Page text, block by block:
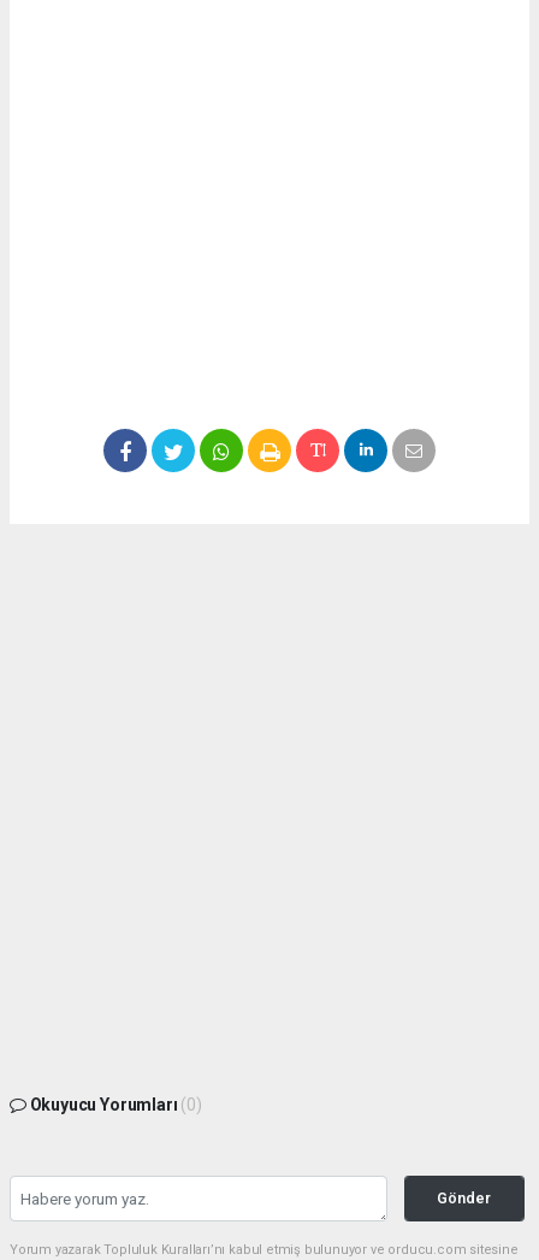
Okuyucu Yorumları (0)
Gönder
Yorum yazarak Topluluk Kuralları’nı kabul etmiş bulunuyor ve orducu.com sitesine